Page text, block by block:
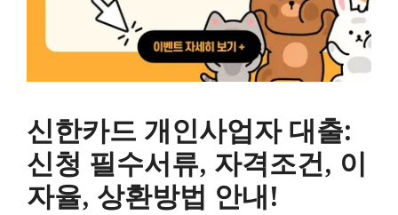
신한카드 개인사업자 대출:
신청 필수서류, 자격조건, 이
자율, 상환방법 안내!